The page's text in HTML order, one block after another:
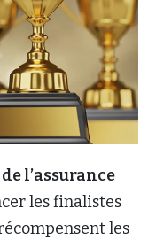
l’assurance
les finalistes
les